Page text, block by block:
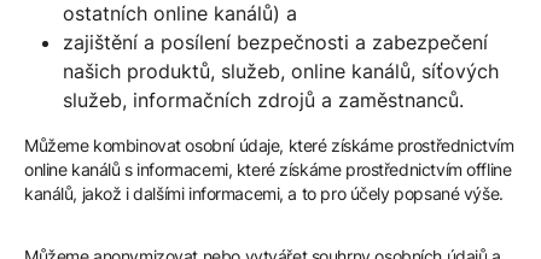
ostatních online kanálů) a
zajištění a posílení bezpečnosti a zabezpečení
našich produktů, služeb, online kanálů, síťových
služeb, informačních zdrojů a zaměstnanců.
Můžeme kombinovat osobní údaje, které získáme prostřednictvím
online kanálů s informacemi, které získáme prostřednictvím offline
kanálů, jakož i dalšími informacemi, a to pro účely popsané výše.